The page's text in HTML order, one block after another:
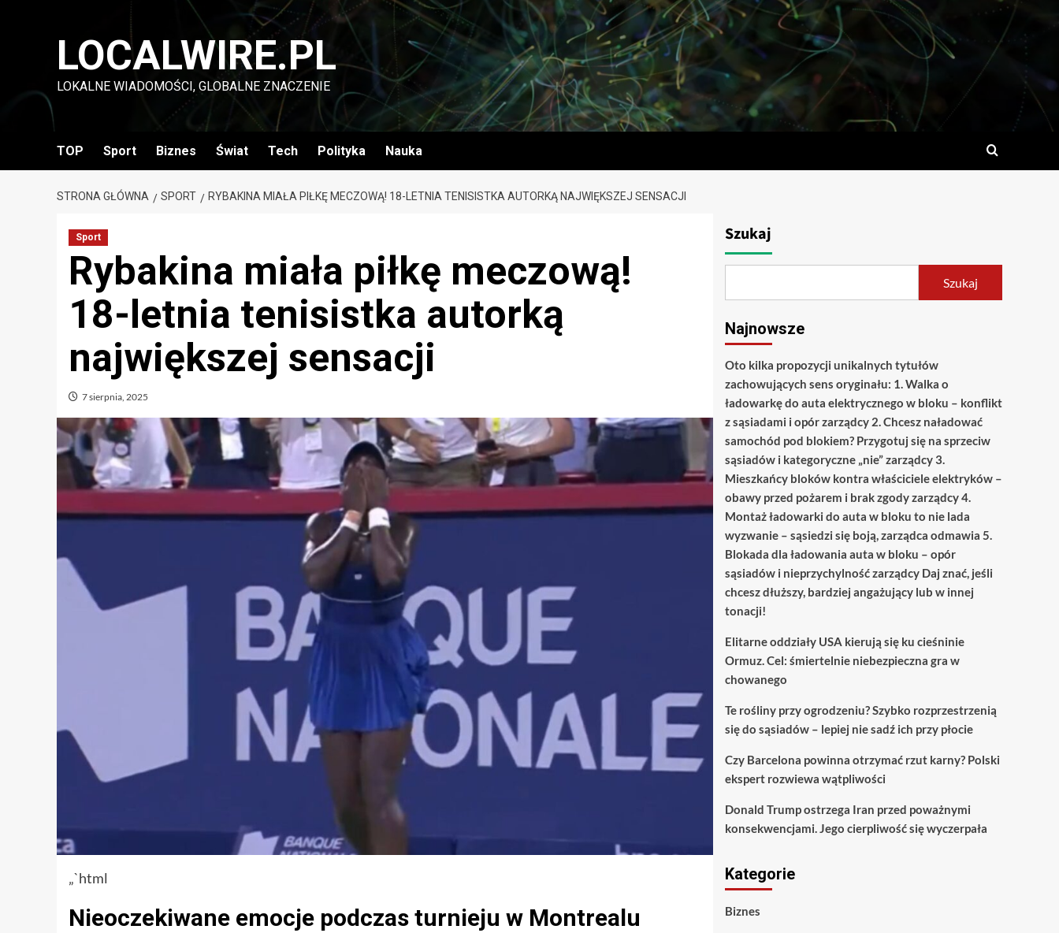
LOCALWIRE.PL
LOKALNE WIADOMOŚCI, GLOBALNE ZNACZENIE
TOP Sport Biznes Świat Tech Polityka Nauka
STRONA GŁÓWNA SPORT RYBAKINA MIAŁA PIŁKĘ MECZOWĄ! 18-LETNIA TENISISTKA AUTORKĄ NAJWIĘKSZEJ SENSACJI
Sport
Rybakina miała piłkę meczową!
18-letnia tenisistka autorką
największej sensacji
7 sierpnia, 2025
„`html
Nieoczekiwane emocje podczas turnieju w Montrealu
Szukaj
Szukaj
Najnowsze
Oto kilka propozycji unikalnych tytułów
zachowujących sens oryginału: 1. Walka o
ładowarkę do auta elektrycznego w bloku – konflikt
z sąsiadami i opór zarządcy 2. Chcesz naładować
samochód pod blokiem? Przygotuj się na sprzeciw
sąsiadów i kategoryczne „nie” zarządcy 3.
Mieszkańcy bloków kontra właściciele elektryków –
obawy przed pożarem i brak zgody zarządcy 4.
Montaż ładowarki do auta w bloku to nie lada
wyzwanie – sąsiedzi się boją, zarządca odmawia 5.
Blokada dla ładowania auta w bloku – opór
sąsiadów i nieprzychylność zarządcy Daj znać, jeśli
chcesz dłuższy, bardziej angażujący lub w innej
tonacji!
Elitarne oddziały USA kierują się ku cieśninie
Ormuz. Cel: śmiertelnie niebezpieczna gra w
chowanego
Te rośliny przy ogrodzeniu? Szybko rozprzestrzenią
się do sąsiadów – lepiej nie sadź ich przy płocie
Czy Barcelona powinna otrzymać rzut karny? Polski
ekspert rozwiewa wątpliwości
Donald Trump ostrzega Iran przed poważnymi
konsekwencjami. Jego cierpliwość się wyczerpała
Kategorie
Biznes